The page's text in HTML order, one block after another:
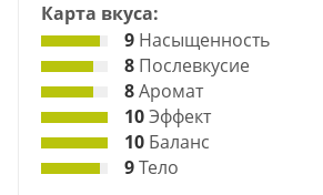
Карта вкуса:
9 Насыщенность
8 Послевкусие
8Аромат
10Эффект
10 Баланс
9Тело